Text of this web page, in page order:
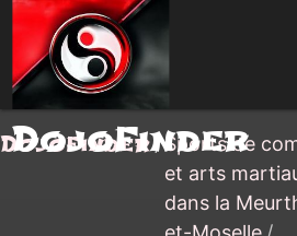
DojoFinder
DojoFinder /Sports de
et arts
dans la